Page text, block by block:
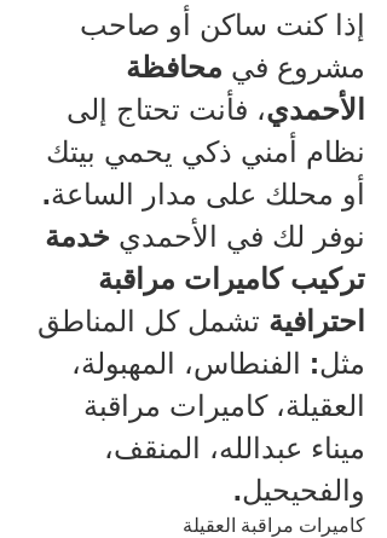
إذا كنت ساكن أو صاحب
مشروع في محافظة
الأحمدي، فأنت تحتاج إلى
نظام أمني ذكي يحمي بيتك
أو محلك على مدار الساعة.
نوفر لك في الأحمدي خدمة
تركيب كاميرات مراقبة
احترافية تشمل كل المناطق
مثل: الفنطاس، المهبولة،
العقيلة، كاميرات مراقبة
ميناء عبدالله، المنقف،
والفحيحيل.
كاميرات مراقبة العقيلة